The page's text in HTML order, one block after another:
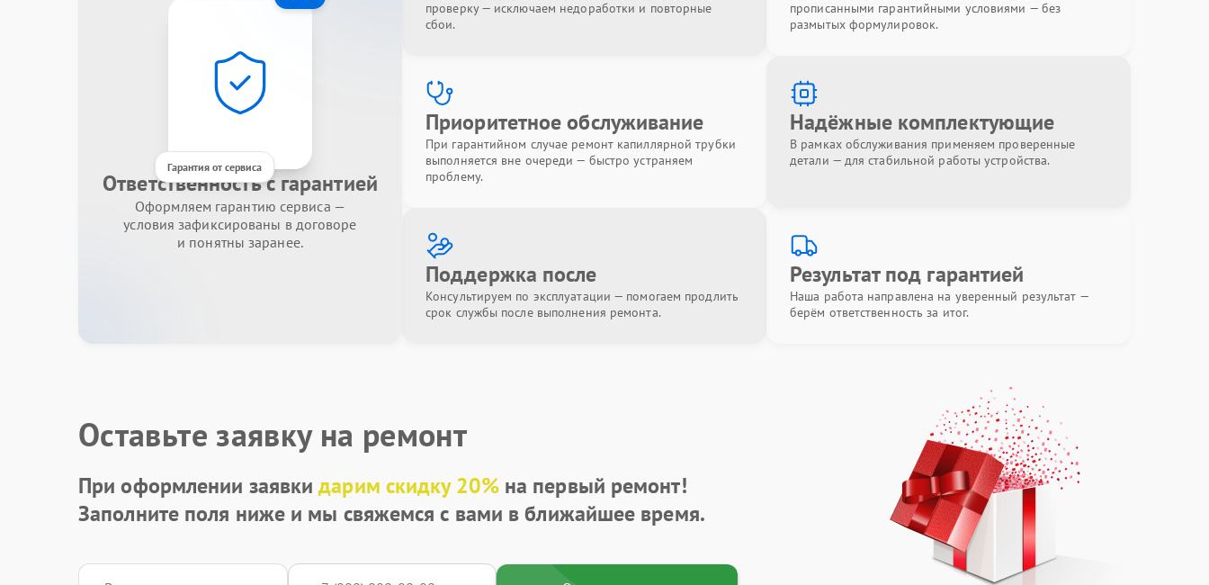
Гарантия от сервиса
Ответственность с гарантией
Оформляем гарантию сервиса —
условия зафиксированы в договоре
и понятны заранее.
проверку — исключаем недоработки и повторные
сбои.
прописанными гарантийными условиями — без
размытых формулировок.
Приоритетное обслуживание
При гарантийном случае ремонт капиллярной трубки
выполняется вне очереди — быстро устраняем
проблему.
Надёжные комплектующие
В рамках обслуживания применяем проверенные
детали — для стабильной работы устройства.
Поддержка после
Консультируем по эксплуатации — помогаем продлить
срок службы после выполнения ремонта.
Результат под гарантией
Наша работа направлена на уверенный результат —
берём ответственность за итог.
Оставьте заявку на ремонт
При оформлении заявкидарим скидку 20%на первый ремонт!
Заполните поля ниже и мы свяжемся с вами в ближайшее время.